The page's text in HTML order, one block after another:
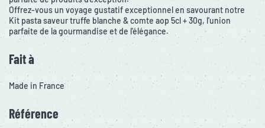
Offrez-vous un voyage gustatif exceptionnel en savourant notre
Kit pasta saveur truffe blanche & comte aop 5cl + 30g, l'union
parfaite de la gourmandise et de l'élégance.
Fait à
Made in France
Référence